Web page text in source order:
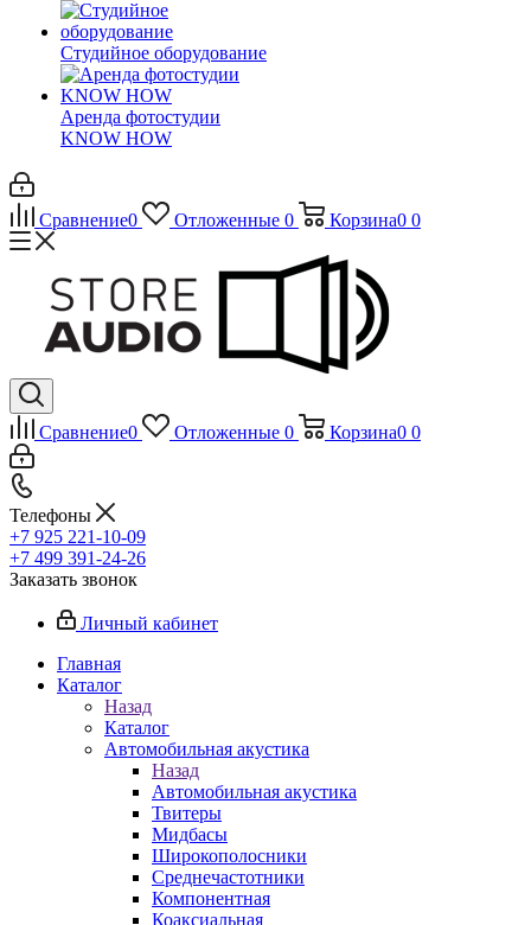
Студийное оборудование
Аренда фотостудии
KNOW HOW
Сравнение0 Отложенные 0 Корзина0 0
Сравнение0 Отложенные 0 Корзина0 0
Телефоны
+7 925 221-10-09
+7 499 391-24-26
Заказать звонок
Личный кабинет
Главная
Каталог
Назад
Каталог
Автомобильная акустика
Назад
Автомобильная акустика
Твитеры
Мидбасы
Широкополосники
Среднечастотники
Компонентная
Коаксиальная